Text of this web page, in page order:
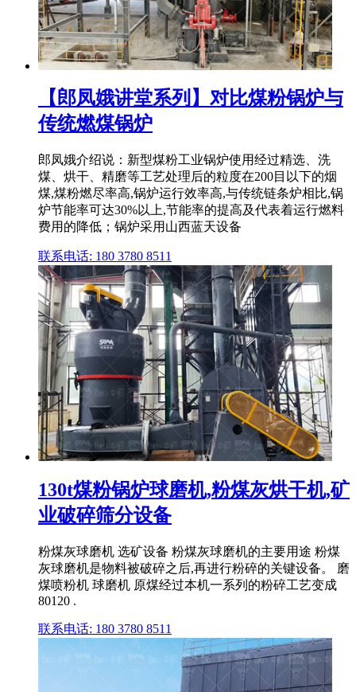
【郎凤娥讲堂系列】对比煤粉锅炉与
传统燃煤锅炉
郎凤娥介绍说：新型煤粉工业锅炉使用经过精选、洗
煤、烘干、精磨等工艺处理后的粒度在200目以下的烟
煤,煤粉燃尽率高,锅炉运行效率高,与传统链条炉相比,锅
炉节能率可达30%以上,节能率的提高及代表着运行燃料
费用的降低；锅炉采用山西蓝天设备
联系电话: 180 3780 8511
130t煤粉锅炉球磨机,粉煤灰烘干机,矿
业破碎筛分设备
粉煤灰球磨机 选矿设备 粉煤灰球磨机的主要用途 粉煤
灰球磨机是物料被破碎之后,再进行粉碎的关键设备。 磨
煤喷粉机 球磨机 原煤经过本机一系列的粉碎工艺变成
80120 .
联系电话: 180 3780 8511